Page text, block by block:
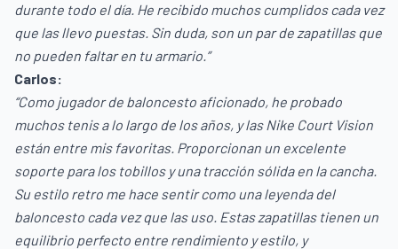
durante todo el día. He recibido muchos cumplidos cada vez
que las llevo puestas. Sin duda, son un par de zapatillas que
no pueden faltar en tu armario.”
Carlos:
“Como jugador de baloncesto aficionado, he probado
muchos tenis a lo largo de los años, y las Nike Court Vision
están entre mis favoritas. Proporcionan un excelente
soporte para los tobillos y una tracción sólida en la cancha.
Su estilo retro me hace sentir como una leyenda del
baloncesto cada vez que las uso. Estas zapatillas tienen un
equilibrio perfecto entre rendimiento y estilo, y